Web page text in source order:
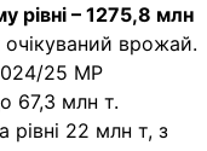
рівні – 1275,8 млн
врожай.
25 МР
67,3 млн т.
рівні 22 млн т, з